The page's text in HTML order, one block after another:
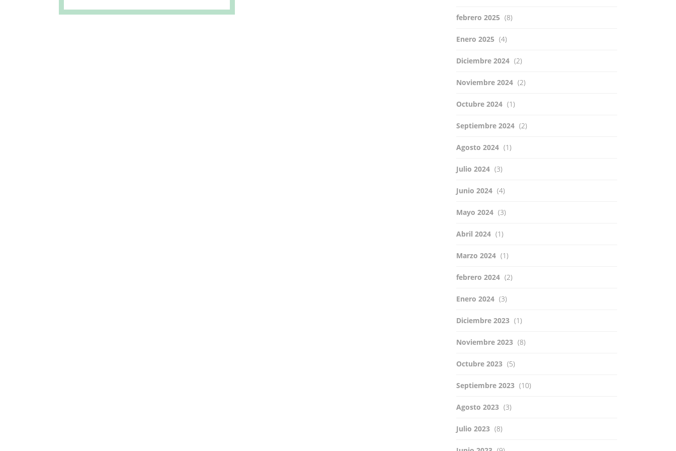
febrero 2025 (8)
Enero 2025 (4)
Diciembre 2024 (2)
Noviembre 2024 (2)
Octubre 2024 (1)
Septiembre 2024 (2)
Agosto 2024 (1)
Julio 2024 (3)
Junio 2024 (4)
Mayo 2024 (3)
Abril 2024 (1)
Marzo 2024 (1)
febrero 2024 (2)
Enero 2024 (3)
Diciembre 2023 (1)
Noviembre 2023 (8)
Octubre 2023 (5)
Septiembre 2023 (10)
Agosto 2023 (3)
Julio 2023 (8)